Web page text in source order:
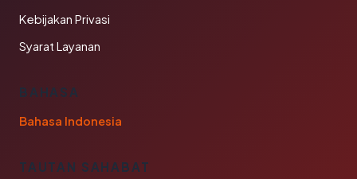
Kebijakan Privasi
Syarat Layanan
BAHASA
Bahasa Indonesia
TAUTAN SAHABAT